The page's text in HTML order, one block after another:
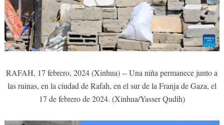
RAFAH, 17 febrero, 2024 (Xinhua) -- Una niña permanece junto a
las ruinas, en la ciudad de Rafah, en el sur de la Franja de Gaza, el
17 de febrero de 2024. (Xinhua/Yasser Qudih)